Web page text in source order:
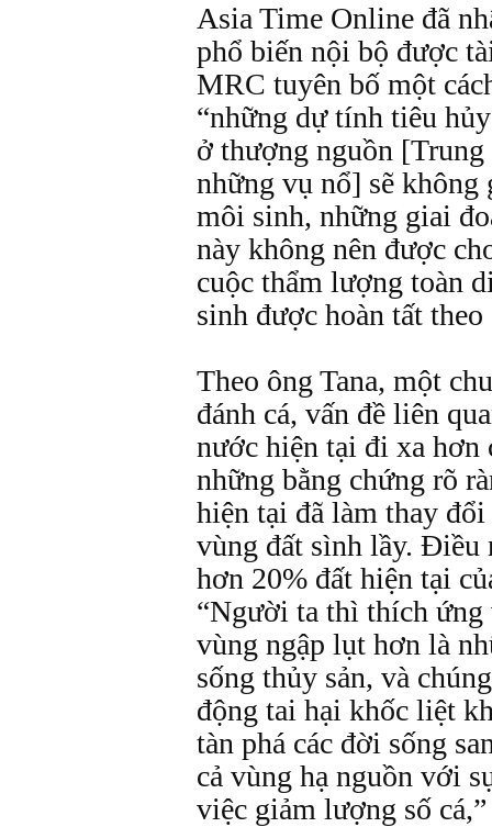
Asia Time Online đã
phổ biến nội bộ được
MRC tuyên bố một
“những dự tính tiêu
ở thượng nguồn
những vụ nổ] sẽ không
môi sinh, những giai
này không nên được
cuộc thẩm lượng toàn
sinh được hoàn tất
Theo ông Tana, một
đánh cá, vấn đề liên
nước hiện tại đi xa
những bằng chứng rõ
hiện tại đã làm thay
vùng đất sình lầy. Ðiều
hơn 20% đất hiện tại
“Người ta thì thích
vùng ngập lụt hơn là
sống thủy sản, và
động tai hại khốc liệt
tàn phá các đời sống
cả vùng hạ nguồn với
việc giảm lượng số